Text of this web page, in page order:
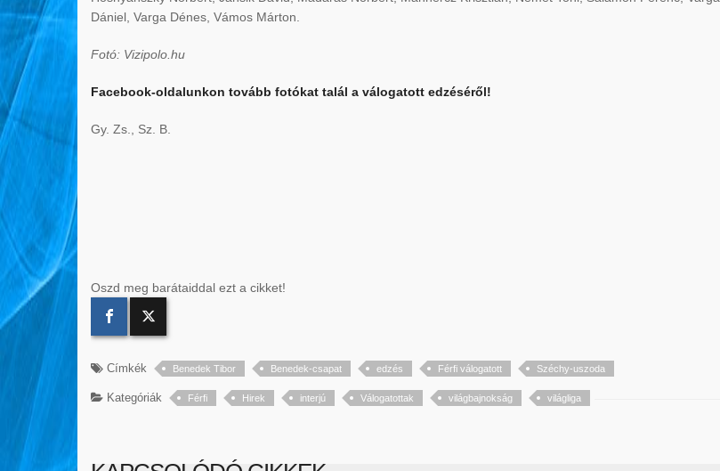
Dániel, Varga Dénes, Vámos Márton.
Fotó: Vizipolo.hu
Facebook-oldalunkon tovább fotókat talál a válogatott edzéséről!
Gy. Zs., Sz. B.
Oszd meg barátaiddal ezt a cikket!
Címkék Benedek Tibor Benedek-csapat edzés Férfi válogatott Széchy-uszoda
Kategóriák Férfi Hirek interjú Válogatottak világbajnokság világliga